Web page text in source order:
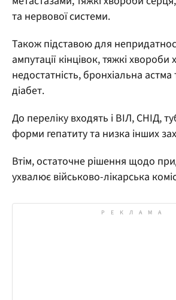
та нервової системи.
Також підставою для
ампутації кінцівок, тяжкі хвороби
недостатність, бронхіальна
діабет.
До переліку входять і ВІЛ, СНІД,
форми гепатиту та низка інших
Втім, остаточне рішення щодо
ухвалює військово-лікарська